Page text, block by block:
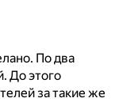
По два
До этого
за такие же